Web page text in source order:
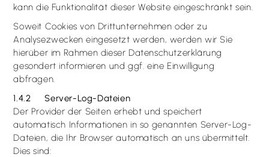
kann die Funktionalität dieser Website eingeschränkt sein.
Soweit Cookies von Drittunternehmen oder zu
Analysezwecken eingesetzt werden, werden wir Sie
hierüber im Rahmen dieser Datenschutzerklärung
gesondert informieren und ggf. eine Einwilligung
abfragen.
1.4.2 Server-Log-Dateien
Der Provider der Seiten erhebt und speichert
automatisch Informationen in so genannten Server-Log-
Dateien, die Ihr Browser automatisch an uns übermittelt.
Dies sind: